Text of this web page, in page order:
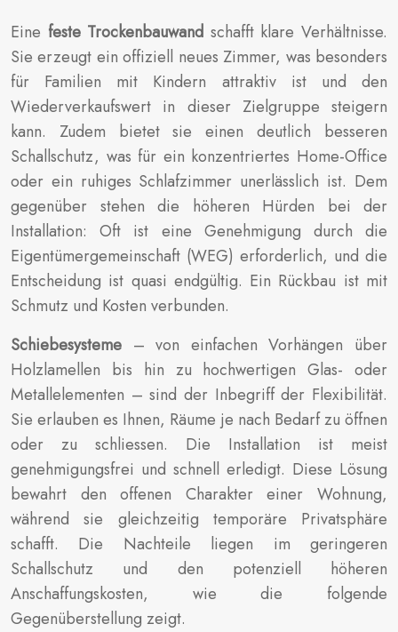
Eine feste Trockenbauwand schafft klare Verhältnisse.
Sie erzeugt ein offiziell neues Zimmer, was besonders
für Familien mit Kindern attraktiv ist und den
Wiederverkaufswert in dieser Zielgruppe steigern
kann. Zudem bietet sie einen deutlich besseren
Schallschutz, was für ein konzentriertes Home-Office
oder ein ruhiges Schlafzimmer unerlässlich ist. Dem
gegenüber stehen die höheren Hürden bei der
Installation: Oft ist eine Genehmigung durch die
Eigentümergemeinschaft (WEG) erforderlich, und die
Entscheidung ist quasi endgültig. Ein Rückbau ist mit
Schmutz und Kosten verbunden.
Schiebesysteme – von einfachen Vorhängen über
Holzlamellen bis hin zu hochwertigen Glas- oder
Metallelementen – sind der Inbegriff der Flexibilität.
Sie erlauben es Ihnen, Räume je nach Bedarf zu öffnen
oder zu schliessen. Die Installation ist meist
genehmigungsfrei und schnell erledigt. Diese Lösung
bewahrt den offenen Charakter einer Wohnung,
während sie gleichzeitig temporäre Privatsphäre
schafft. Die Nachteile liegen im geringeren
Schallschutz und den potenziell höheren
Anschaffungskosten, wie die folgende
Gegenüberstellung zeigt.